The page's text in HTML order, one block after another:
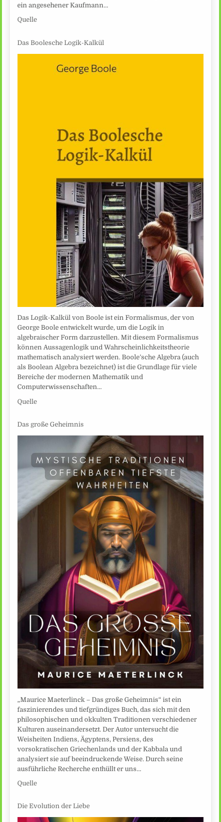
ein angesehener Kaufmann…
Quelle
Das Boolesche Logik-Kalkül
Das Logik-Kalkül von Boole ist ein Formalismus, der von
George Boole entwickelt wurde, um die Logik in
algebraischer Form darzustellen. Mit diesem Formalismus
können Aussagenlogik und Wahrscheinlichkeitstheorie
mathematisch analysiert werden. Boole’sche Algebra (auch
als Boolean Algebra bezeichnet) ist die Grundlage für viele
Bereiche der modernen Mathematik und
Computerwissenschaften…
Quelle
Das große Geheimnis
„Maurice Maeterlinck – Das große Geheimnis“ ist ein
faszinierendes und tiefgründiges Buch, das sich mit den
philosophischen und okkulten Traditionen verschiedener
Kulturen auseinandersetzt. Der Autor untersucht die
Weisheiten Indiens, Ägyptens, Persiens, des
vorsokratischen Griechenlands und der Kabbala und
analysiert sie auf beeindruckende Weise. Durch seine
ausführliche Recherche enthüllt er uns…
Quelle
Die Evolution der Liebe